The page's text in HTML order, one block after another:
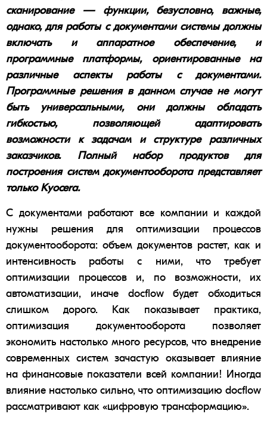
сканирование — функции, безусловно, важные,
однако, для работы с документами системы должны
включать и аппаратное обеспечение, и
программные платформы, ориентированные на
различные аспекты работы с документами.
Программные решения в данном случае не могут
быть универсальными, они должны обладать
гибкостью, позволяющей адаптировать
возможности к задачам и структуре различных
заказчиков. Полный набор продуктов для
построения систем документооборота представляет
только Kyocera.
С документами работают все компании и каждой
нужны решения для оптимизации процессов
документооборота: объем документов растет, как и
интенсивность работы с ними, что требует
оптимизации процессов и, по возможности, их
автоматизации, иначе docflowбудет обходиться
слишком дорого. Как показывает практика,
оптимизация документооборота позволяет
экономить настолько много ресурсов, что внедрение
современных систем зачастую оказывает влияние
на финансовые показатели всей компании! Иногда
влияние настолько сильно, что оптимизацию docflow
рассматривают как «цифровую трансформацию».